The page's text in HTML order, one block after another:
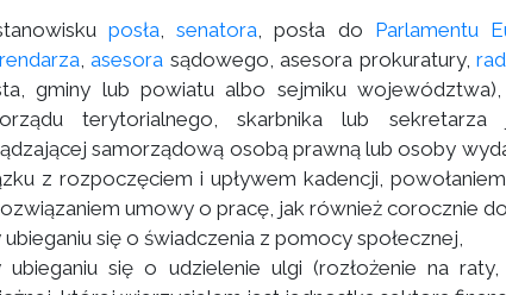
posła,senatora, posła do Parlamentu
,asesora sądowego, asesora prokuratury,
gminy lub powiatu albo sejmiku
terytorialnego, skarbnika lub
samorządową osobą prawną lub osoby
z rozpoczęciem i upływem kadencji,
umowy o pracę, jak również corocznie
się o świadczenia z pomocy społecznej,
ubieganiu się o udzielenie ulgi (rozłożenie na